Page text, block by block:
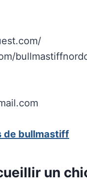
de bullmastiff
un